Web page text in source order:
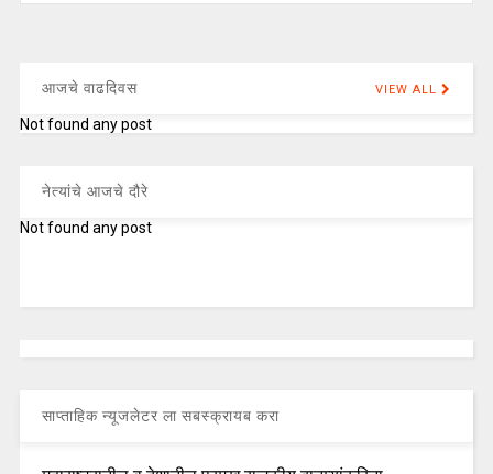
आजचे वाढदिवस VIEW ALL
Not found any post
नेत्यांचे आजचे दौरे
Not found any post
साप्ताहिक न्यूजलेटर ला सबस्क्रायब करा